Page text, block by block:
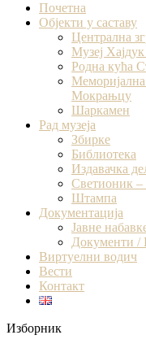
Почетна
Објекти у саставу
Централна
Музеј
Родна кућа
Мокрањцу
Шаркамен
Рад музеја
Збирке
Библиотека
Издавачка
Светионик –
Штампа
Документација
Јавне
Документи /
Виртуелни водич
Вести
Контакт
Изборник